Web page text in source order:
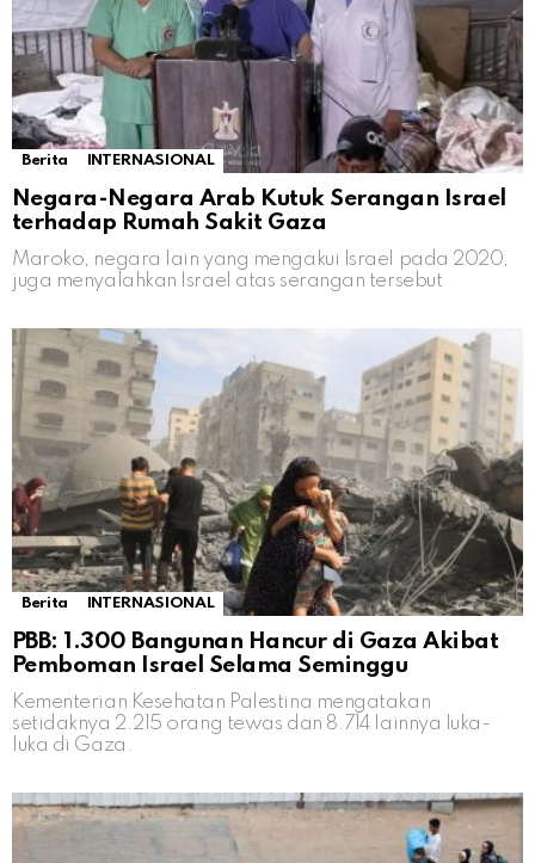
Berita INTERNASIONAL
Negara-Negara Arab Kutuk Serangan Israel
terhadap Rumah Sakit Gaza
Maroko, negara lain yang mengakui Israel pada 2020,
juga menyalahkan Israel atas serangan tersebut
Berita INTERNASIONAL
PBB: 1.300 Bangunan Hancur di Gaza Akibat
Pemboman Israel Selama Seminggu
Kementerian Kesehatan Palestina mengatakan
setidaknya 2.215 orang tewas dan 8.714 lainnya luka-
luka di Gaza.